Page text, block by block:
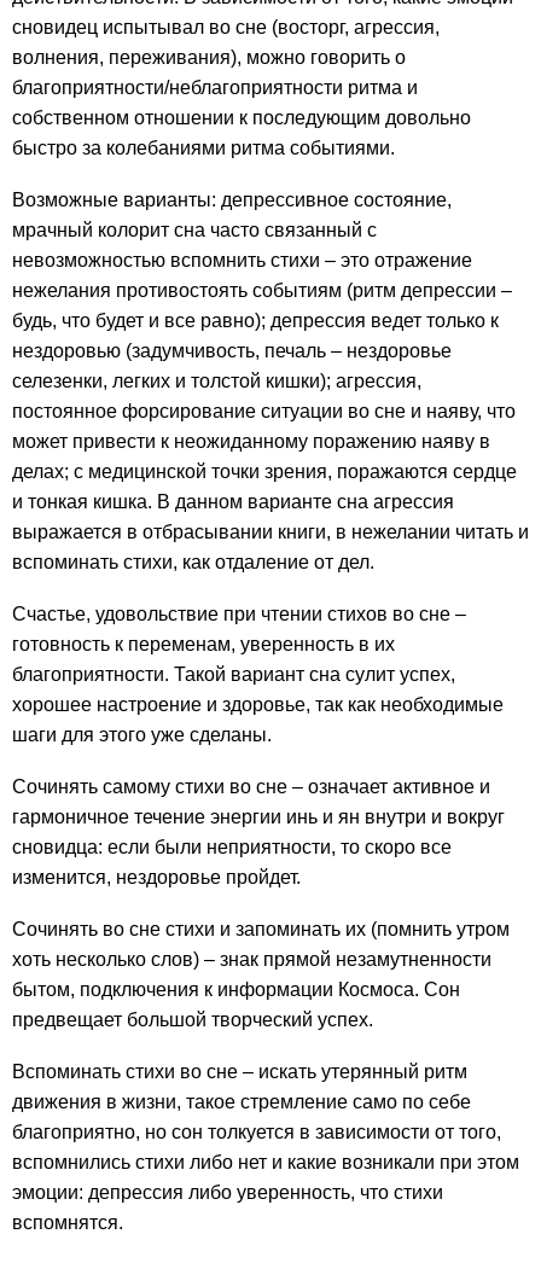
сновидец испытывал во сне (восторг, агрессия,
волнения, переживания), можно говорить о
благоприятности/неблагоприятности ритма и
собственном отношении к последующим довольно
быстро за колебаниями ритма событиями.
Возможные варианты: депрессивное состояние,
мрачный колорит сна часто связанный с
невозможностью вспомнить стихи – это отражение
нежелания противостоять событиям (ритм депрессии –
будь, что будет и все равно); депрессия ведет только к
нездоровью (задумчивость, печаль – нездоровье
селезенки, легких и толстой кишки); агрессия,
постоянное форсирование ситуации во сне и наяву, что
может привести к неожиданному поражению наяву в
делах; с медицинской точки зрения, поражаются сердце
и тонкая кишка. В данном варианте сна агрессия
выражается в отбрасывании книги, в нежелании читать и
вспоминать стихи, как отдаление от дел.
Счастье, удовольствие при чтении стихов во сне –
готовность к переменам, уверенность в их
благоприятности. Такой вариант сна сулит успех,
хорошее настроение и здоровье, так как необходимые
шаги для этого уже сделаны.
Сочинять самому стихи во сне – означает активное и
гармоничное течение энергии инь и ян внутри и вокруг
сновидца: если были неприятности, то скоро все
изменится, нездоровье пройдет.
Сочинять во сне стихи и запоминать их (помнить утром
хоть несколько слов) – знак прямой незамутненности
бытом, подключения к информации Космоса. Сон
предвещает большой творческий успех.
Вспоминать стихи во сне – искать утерянный ритм
движения в жизни, такое стремление само по себе
благоприятно, но сон толкуется в зависимости от того,
вспомнились стихи либо нет и какие возникали при этом
эмоции: депрессия либо уверенность, что стихи
вспомнятся.